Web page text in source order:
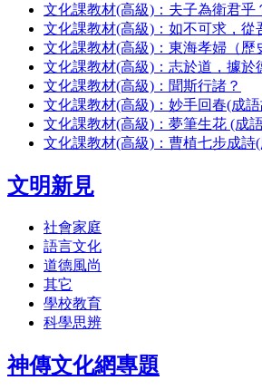
文化課教材(高級)：夫子為衛君乎
文化課教材(高級)：如不可求，從
文化課教材(高級)：東海孝婦（歷
文化課教材(高級)：志於道，據於
文化課教材(高級)：聞斯行諸？
文化課教材(高級)：妙手回春(成
文化課教材(高級)：夢筆生花 (成
文化課教材(高級)：曹植七步成詩
文明新見
社會家庭
語言文化
道德風尚
其它
學校教育
科學思辨
神傳文化網專題